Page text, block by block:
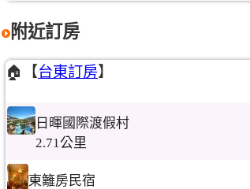
附近訂房
🏠【台東訂房】
日暉國際渡假村
2.71公里
東籬房民宿